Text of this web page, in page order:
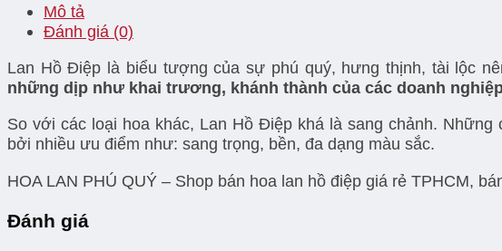
Mô tả
Đánh giá (0)
Lan Hồ Điệp là biểu tượng của sự phú quý, hưng thịnh, tài lộc
những dịp như khai trương, khánh thành của các doanh
So với các loại hoa khác, Lan Hồ Điệp khá là sang chảnh.
bởi nhiều ưu điểm như: sang trọng, bền, đa dạng màu sắc.
HOA LAN PHÚ QUÝ – Shop bán hoa lan hồ điệp giá rẻ TPHCM,
Đánh giá